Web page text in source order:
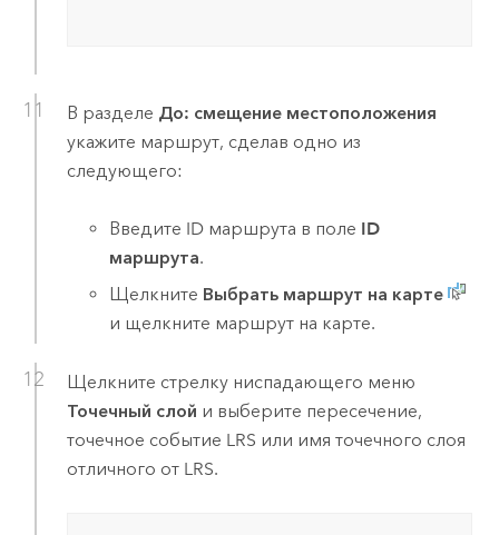
В разделе До: смещение местоположения
укажите маршрут, сделав одно из
следующего:
Введите ID маршрута в поле ID
маршрута.
Щелкните Выбрать маршрут на карте
и щелкните маршрут на карте.
Щелкните стрелку ниспадающего меню
Точечный слой и выберите пересечение,
точечное событие LRS или имя точечного слоя
отличного от LRS.